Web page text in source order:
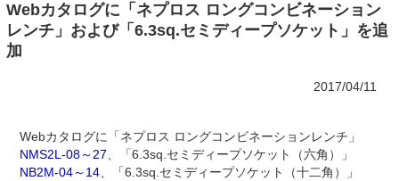
Webカタログに「ネプロス ロングコンビネーション
レンチ」および「6.3sq.セミディープソケット」を追
加
2017/04/11
Webカタログに「ネプロス ロングコンビネーションレンチ」
NMS2L-08～27 、「6.3sq.セミディープソケット（六角）」
NB2M-04～14 、「6.3sq.セミディープソケット（十二角）」